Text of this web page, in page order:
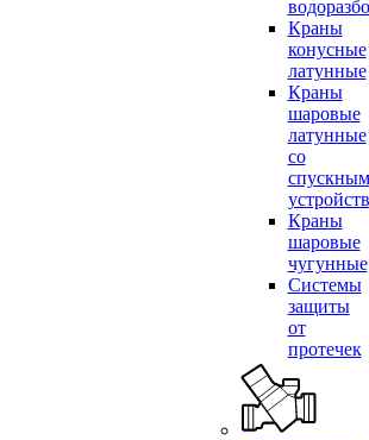
Краны
конусные
латунные
Краны
шаровые
латунные
со
спускным
Краны
шаровые
чугунные
Системы
защиты
от
протечек